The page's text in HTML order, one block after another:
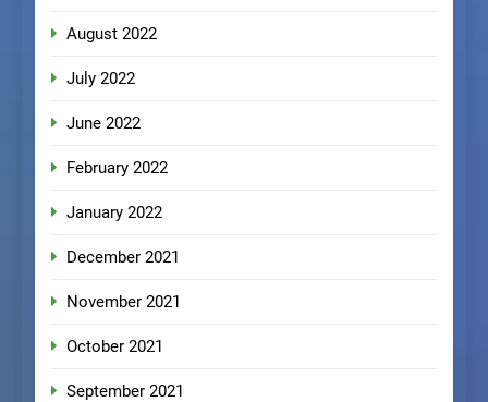
August 2022
July 2022
June 2022
February 2022
January 2022
December 2021
November 2021
October 2021
September 2021